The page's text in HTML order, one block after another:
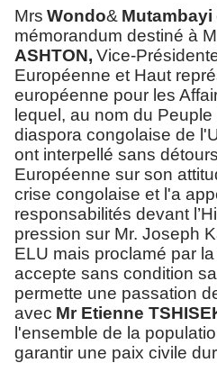
Mrs Wondo& Mutambayi
mémorandum destiné à
ASHTON, Vice-
Européenne et Haut
européenne pour les
lequel, au nom du
diaspora congolaise de
ont interpellé sans
Européenne sur son
crise congolaise et l'a
responsabilités devant
pression sur Mr. Joseph
ELU mais proclamé par
accepte sans condition
permette une passation
avec Mr Etienne
l'ensemble de la
garantir une paix civile